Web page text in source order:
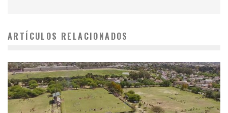
ARTÍCULOS RELACIONADOS